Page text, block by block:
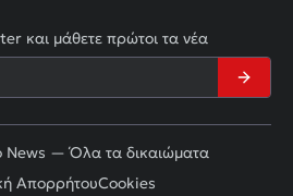
και μάθετε πρώτοι τα νέα
— Όλα τα δικαιώματα
ΑπορρήτουCookies